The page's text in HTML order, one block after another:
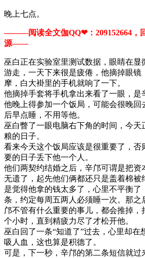
晚上七点。
———阅读全文伽QQ❤：209152664，
源—​​​​—
巫白正在实验室里测试数据，眼睛在显
游走，一天下来很是疲倦，他摘掉眼镜
摩，白大褂里的手机就响了一下。
他摘掉手套将手机拿出来看了一眼，是
他晚上得参加一个饭局，可能会很晚回
后早点睡，不用等他。
巫白瞥了一眼电脑右下角的时间，今天
粮的日子。
看来今天这个饭局应该是很重要了，否
要的日子丢下他一个人。
他们两契约结婚之后，辛邝可谓是把资
无遗了，起先他们俩都还只是盖着棉被
是觉得他拿的钱太多了，心里不平衡了
条，约定每周五两人必须睡一次。那之
邝不管有什么重要的事儿，都会推掉
个小时，直到精疲力尽了才松开他。
巫白回了一条“知道了”过去，心里却在
吸人血，这也算是积德了。
可是，下一秒，辛邝的第二条短信就过